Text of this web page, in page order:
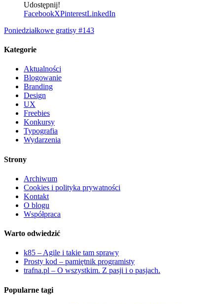
Udostępnij!
FacebookXPinterestLinkedIn
Poniedziałkowe gratisy #143
Kategorie
Aktualności
Blogowanie
Branding
Design
UX
Freebies
Konkursy
Typografia
Wydarzenia
Strony
Archiwum
Cookies i polityka prywatności
Kontakt
O blogu
Współpraca
Warto odwiedzić
k85 – Agile i takie tam sprawy
Prosty kod – pamiętnik programisty
trafna.pl – O wszystkim. Z pasji i o pasjach.
Popularne tagi